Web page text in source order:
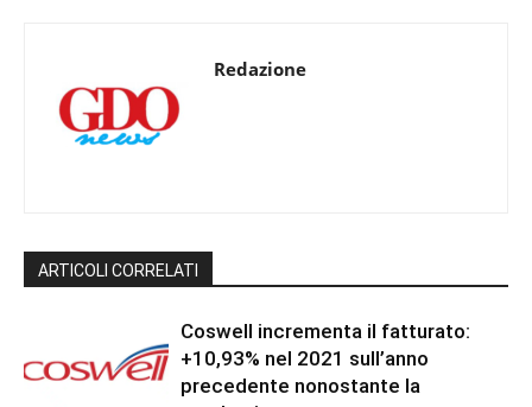
Redazione
ARTICOLI CORRELATI
Coswell incrementa il fatturato:
+10,93% nel 2021 sull’anno
precedente nonostante la